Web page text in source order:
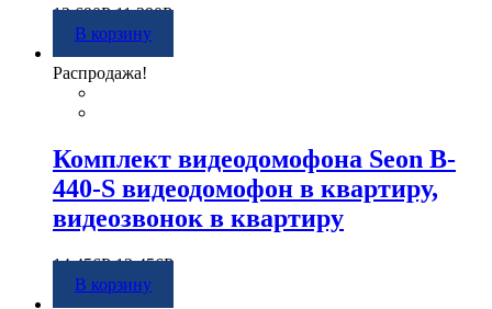
13 690Р 11 290Р
В корзину
Распродажа!
Комплект видеодомофона Seon B-
440-S видеодомофон в квартиру,
видеозвонок в квартиру
14 456Р 12 456Р
В корзину